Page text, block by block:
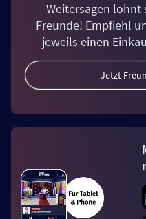
Weitersagen lohnt
Freunde! Empfiehl
jeweils einen
Jetzt